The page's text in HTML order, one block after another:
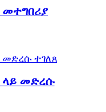
መተግበሪያ
ላይ መድረሱ